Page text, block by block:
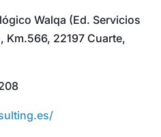
Walqa (Ed. Servicios
Km.566, 22197 Cuarte,